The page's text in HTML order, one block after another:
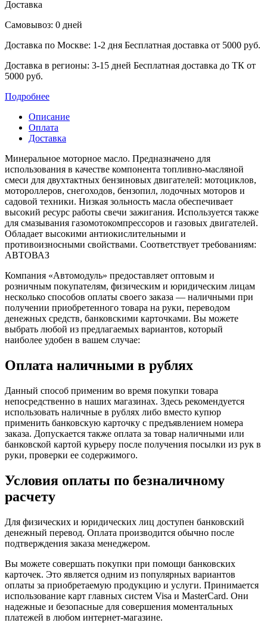
Доставка
Самовывоз: 0 дней
Доставка по Москве: 1-2 дня Бесплатная доставка от 5000 руб.
Доставка в регионы: 3-15 дней Бесплатная доставка до ТК от
5000 руб.
Подробнее
Описание
Оплата
Доставка
Минеральное моторное масло. Предназначено для
использования в качестве компонента ‎топливно-масляной
смеси для двухтактных бензиновых двигателей: мотоциклов,
мотороллеров, ‎снегоходов, бензопил, лодочных моторов и
садовой техники. Низкая зольность масла ‎обеспечивает
высокий ресурс работы свечи зажигания. Используется также
для смазывания ‎газомотокомпрессоров и газовых двигателей.
Обладает высокими антиокислительными и
‎противоизносными свойствами. Соответствует требованиям:
АВТОВАЗ
Компания «Автомодуль» предоставляет оптовым и
розничным покупателям, физическим и юридическим лицам
несколько способов оплаты своего заказа — наличными при
получении приобретенного товара на руки, переводом
денежных средств, банковскими карточками. Вы можете
выбрать любой из предлагаемых вариантов, который
наиболее удобен в вашем случае:
Оплата наличными в рублях
Данный способ применим во время покупки товара
непосредственно в наших магазинах. Здесь рекомендуется
использовать наличные в рублях либо вместо купюр
применить банковскую карточку с предъявлением номера
заказа. Допускается также оплата за товар наличными или
банковской картой курьеру после получения посылки из рук в
руки, проверки ее содержимого.
Условия оплаты по безналичному
расчету
Для физических и юридических лиц доступен банковский
денежный перевод. Оплата производится обычно после
подтверждения заказа менеджером.
Вы можете совершать покупки при помощи банковских
карточек. Это является одним из популярных вариантов
оплаты за приобретаемую продукцию и услуги. Принимается
использование карт главных систем Visa и MasterCard. Они
надежные и безопасные для совершения моментальных
платежей в любом интернет-магазине.